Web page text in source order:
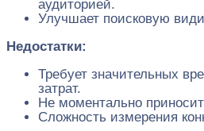
аудиторией.
Улучшает поисковую
Недостатки:
Требует значительных
затрат.
Не моментально
Сложность измерения